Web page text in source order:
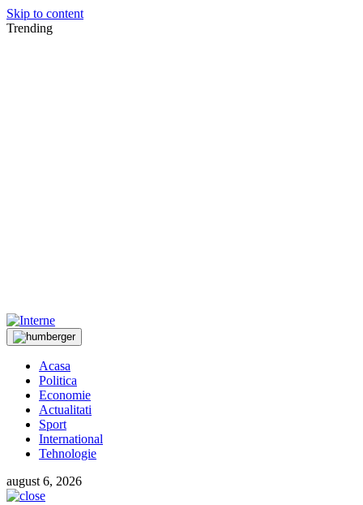
Skip to content
Trending
Acasa
Politica
Economie
Actualitati
Sport
International
Tehnologie
august 6, 2026